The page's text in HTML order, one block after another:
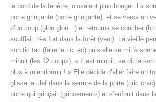
le bord de la fenêtre, n’osaient plus bouger. La
porte grinçante (porte grinçante), et se versa un
d’un coup (glou glou…) et retourna se coucher
soufflait très fort dans la forêt (vent). La vieille
son tic tac (faire le tic tac) puis elle se mit à
minuit (les 12 coups). « Il est minuit, se dit la
plus à m’endormir ! » Elle décida d’aller faire un
glissa la clef dans la serrure de la porte (cric
porte qui grinçait (grincements) et s’enfouit dans